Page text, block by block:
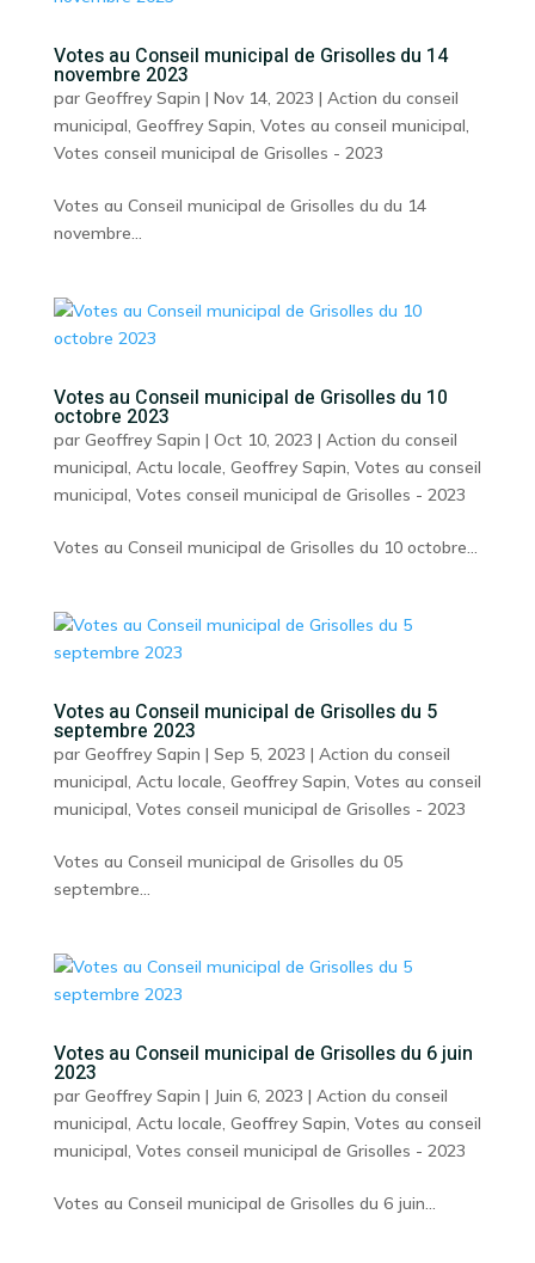
Votes au Conseil municipal de Grisolles du 14
novembre 2023
par Geoffrey Sapin | Nov 14, 2023 | Action du conseil
municipal, Geoffrey Sapin, Votes au conseil municipal,
Votes conseil municipal de Grisolles - 2023
Votes au Conseil municipal de Grisolles du du 14
novembre...
Votes au Conseil municipal de Grisolles du 10
octobre 2023
par Geoffrey Sapin | Oct 10, 2023 | Action du conseil
municipal, Actu locale, Geoffrey Sapin, Votes au conseil
municipal, Votes conseil municipal de Grisolles - 2023
Votes au Conseil municipal de Grisolles du 10 octobre...
Votes au Conseil municipal de Grisolles du 5
septembre 2023
par Geoffrey Sapin | Sep 5, 2023 | Action du conseil
municipal, Actu locale, Geoffrey Sapin, Votes au conseil
municipal, Votes conseil municipal de Grisolles - 2023
Votes au Conseil municipal de Grisolles du 05
septembre...
Votes au Conseil municipal de Grisolles du 6 juin
2023
par Geoffrey Sapin | Juin 6, 2023 | Action du conseil
municipal, Actu locale, Geoffrey Sapin, Votes au conseil
municipal, Votes conseil municipal de Grisolles - 2023
Votes au Conseil municipal de Grisolles du 6 juin...